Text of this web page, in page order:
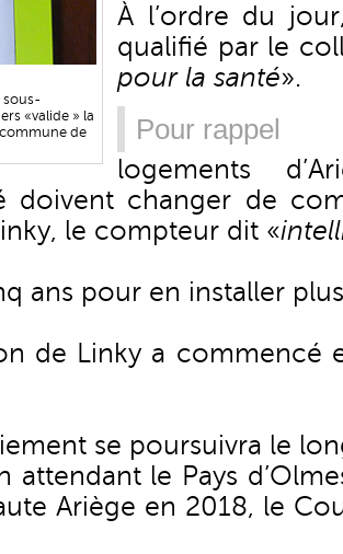
sous-
«valide » la
de
À l’ordre du
qualifié par le
pour la santé».
Pour rappel
logements
doivent changer de
le compteur dit «
ans pour en installer
de Linky a commencé
se poursuivra le
attendant le Pays
Ariège en 2018, le